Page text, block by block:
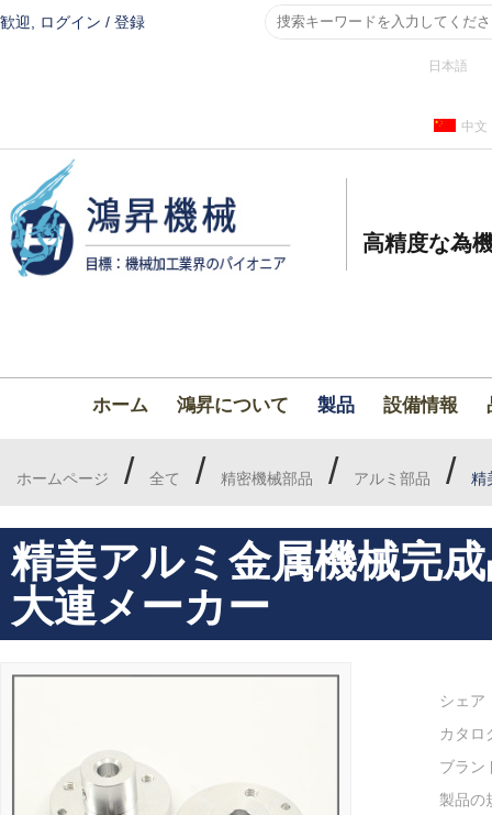
歓迎, ログイン / 登録
日本語
中文
高精度な為
ホーム 鴻昇について 製品 設備情報
ホームページ / 全て / 精密機械部品 / アルミ部品 / 精
精美アルミ金属機械完
大連メーカー
シェア
カタロ
ブラン
製品の